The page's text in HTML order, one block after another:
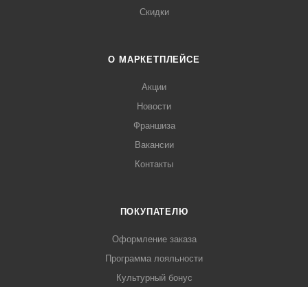
Скидки
О МАРКЕТПЛЕЙСЕ
Акции
Новости
Франшиза
Вакансии
Контакты
ПОКУПАТЕЛЮ
Оформление заказа
Программа лояльности
Культурный бонус